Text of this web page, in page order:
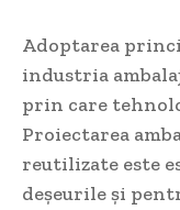
Adoptarea
industria
prin care
Proiectarea
reutilizate este
deșeurile și